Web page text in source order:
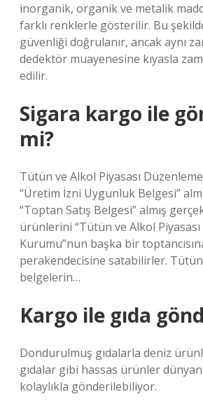
inorganik, organik ve metalik
farklı renklerle gösterilir. Bu
güvenliği doğrulanır, ancak aynı
dedektör muayenesine kıyasla
edilir.
Sigara kargo ile
mi?
Tütün ve Alkol Piyasası
“Üretim İzni Uygunluk Belgesi”
“Toptan Satış Belgesi” almış
ürünlerini “Tütün ve Alkol
Kurumu”nun başka bir
perakendecisine satabilirler.
belgelerin…
Kargo ile gıda
Dondurulmuş gıdalarla deniz
gıdalar gibi hassas ürünler
kolaylıkla gönderilebiliyor.